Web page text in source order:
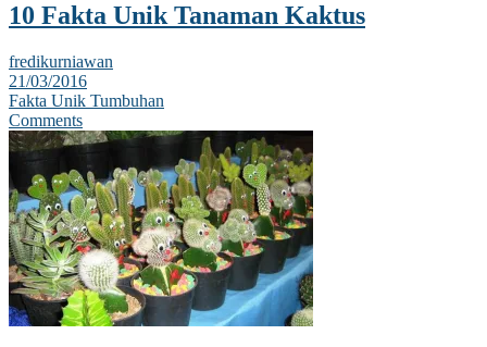
10 Fakta Unik Tanaman Kaktus
fredikurniawan
21/03/2016
Fakta Unik Tumbuhan
Comments